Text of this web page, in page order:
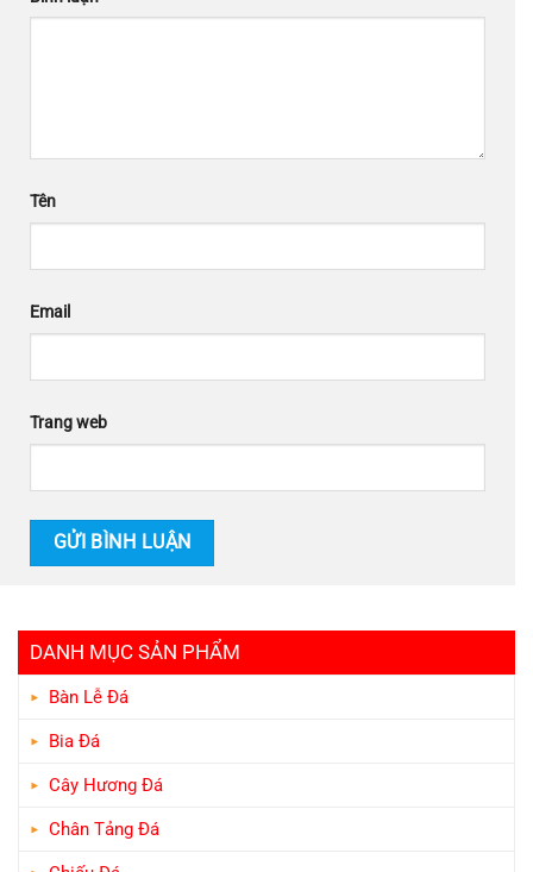
Tên
Email
Trang web
DANH MỤC SẢN PHẨM
Bàn Lễ Đá
Bia Đá
Cây Hương Đá
Chân Tảng Đá